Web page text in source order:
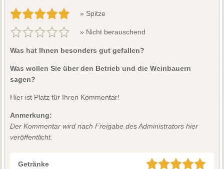
» Spitze
» Nicht berauschend
Was hat Ihnen besonders gut gefallen?
Was wollen Sie über den Betrieb und die Weinbauern
sagen?
Hier ist Platz für Ihren Kommentar!
Anmerkung:
Der Kommentar wird nach Freigabe des Administrators hier
veröffentlicht.
Getränke